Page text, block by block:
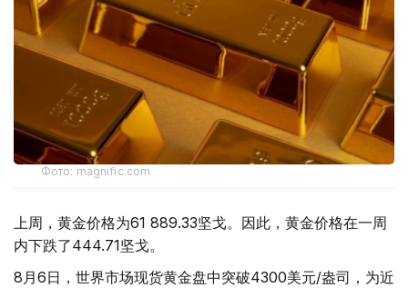
Фото: magnific.com
上周，黄金价格为61 889.33坚戈。因此，黄金价格在一周
内下跌了444.71坚戈。
8月6日，世界市场现货黄金盘中突破4300美元/盎司，为近